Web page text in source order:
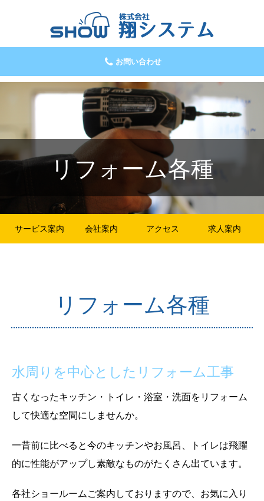
お問い合わせ
リフォーム各種
サービス案内 会社案内 アクセス 求人案内
リフォーム各種
水周りを中心としたリフォーム工事
古くなったキッチン・トイレ・浴室・洗面をリフォーム
して快適な空間にしませんか。
一昔前に比べると今のキッチンやお風呂、トイレは飛躍
的に性能がアップし素敵なものがたくさん出ています。
各社ショールームご案内しておりますので、お気に入り